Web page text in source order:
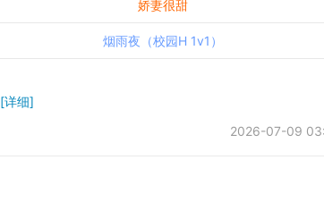
娇妻很甜
烟雨夜（校园H 1v1）
[详细]
2026-07-09